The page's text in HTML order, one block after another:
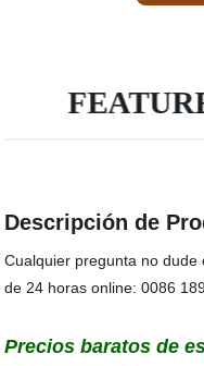
Descripción de
Cualquier pregunta no dude
de 24 horas online: 0086
Precios baratos de